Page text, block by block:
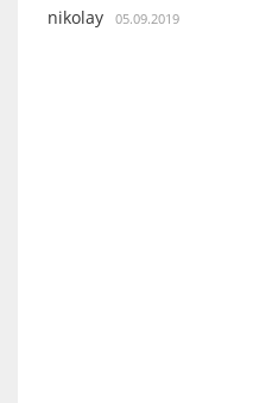
nikolay 05.09.2019